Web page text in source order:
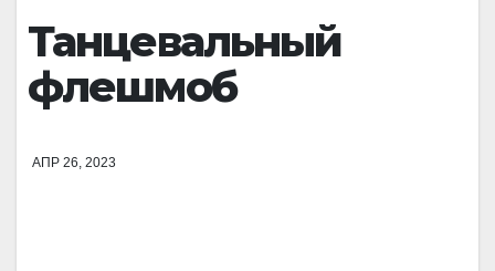
Танцевальный
флешмоб
АПР 26, 2023